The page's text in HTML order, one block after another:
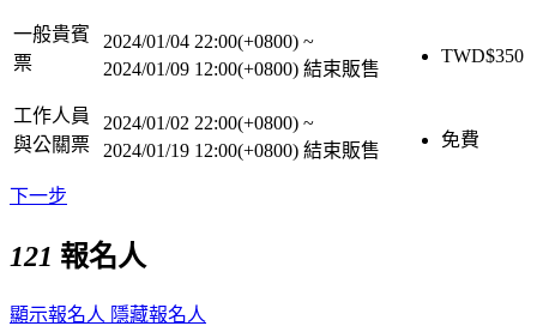
一般貴賓
票
2024/01/04 22:00(+0800) ~
2024/01/09 12:00(+0800) 結束販售
TWD$350
工作人員
與公關票
2024/01/02 22:00(+0800) ~
2024/01/19 12:00(+0800) 結束販售
免費
下一步
121 報名人
顯示報名人 隱藏報名人